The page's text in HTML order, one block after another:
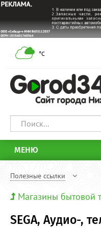
°С
МЕНЮ
Полезные ссылки
Магазины бытовой
SEGA, Аудио-,